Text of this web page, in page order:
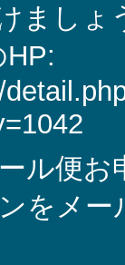
ましょ
ル便お
をメー